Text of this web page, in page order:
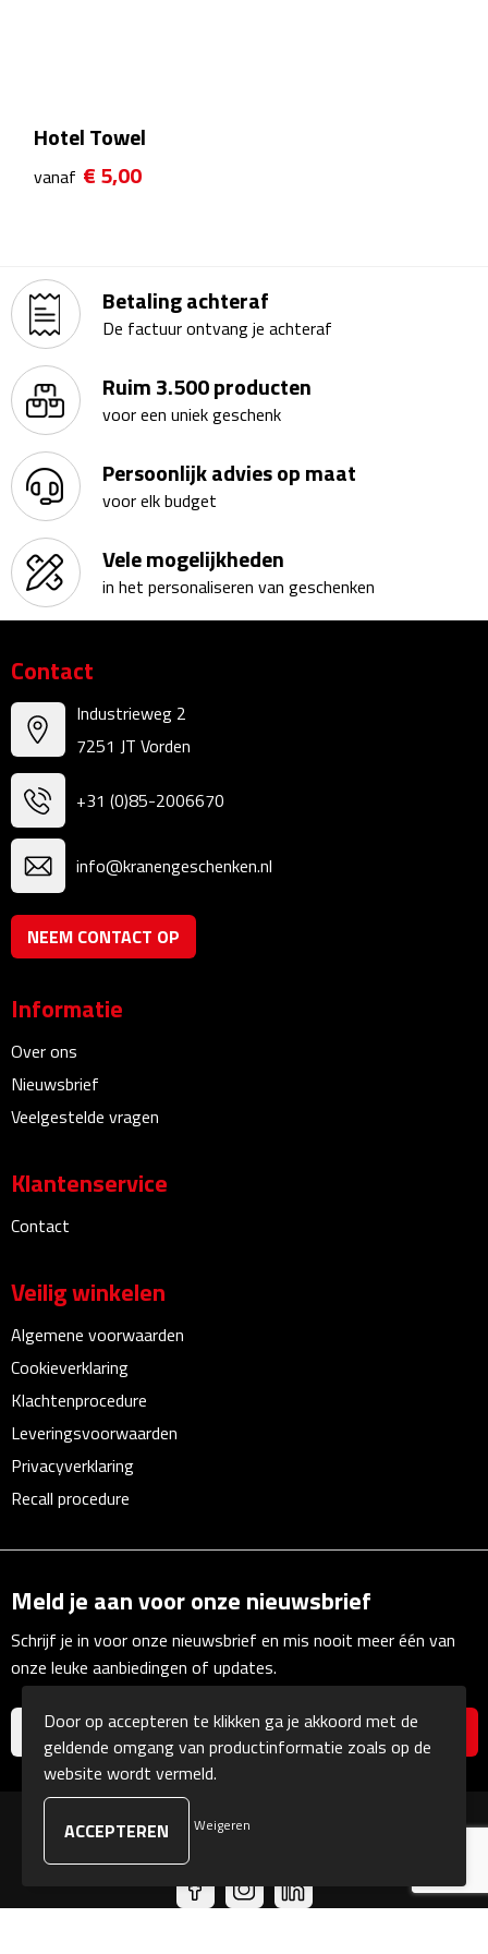
Banners
Barmatten
Stickers
Visitekaartjes
Vlaggen
Bureau Toebehoren
Bureauklokken
Bureaulampen
Bureau onderleggers
Bureau organizers
Bureausets
Bureau ventilatoren
Boekenleggers
Briefopeners
Gummen
Linialen
Magneten
Rekenmachines
Document- & Schrijfmappen
Documentmappen
Multifunctionele documentmappen
Klemborden
Notitieboeken en Schriften
Memo's
Memoboekjes
Memo sets
Unieke memo's
Hotel Towel
vanaf € 5,00
Betaling achteraf
De factuur ontvang je achteraf
Ruim 3.500 producten
voor een uniek geschenk
Persoonlijk advies op maat
voor elk budget
Vele mogelijkheden
in het personaliseren van geschenken
Contact
Industrieweg 2
7251 JT Vorden
+31 (0)85-2006670
info@kranengeschenken.nl
NEEM CONTACT OP
Informatie
Over ons
Nieuwsbrief
Veelgestelde vragen
Klantenservice
Contact
Veilig winkelen
Algemene voorwaarden
Cookieverklaring
Klachtenprocedure
Leveringsvoorwaarden
Privacyverklaring
Recall procedure
Meld je aan voor onze nieuwsbrief
Schrijf je in voor onze nieuwsbrief en mis nooit meer één van
onze leuke aanbiedingen of updates.
© Copyright Kranengeschenken 2026
Door op accepteren te klikken ga je akkoord met de
geldende omgang van productinformatie zoals op de
website wordt vermeld.
Weigeren